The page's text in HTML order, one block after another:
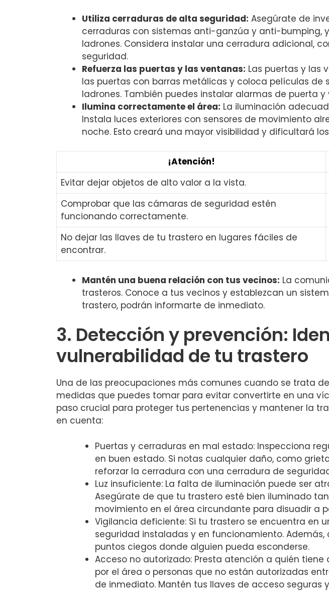
Utiliza cerraduras de ‍alta seguridad: Asegúrate de
cerraduras con sistemas anti-ganzúa ⁤y anti-bumping,
ladrones.‍ Considera instalar una cerradura adicional,
seguridad.
Refuerza las puertas y ⁣las ventanas: Las puertas y las
las puertas con barras metálicas y coloca películas
ladrones. También puedes instalar‍ alarmas de puerta
Ilumina correctamente el área: La iluminación
Instala luces exteriores con sensores ⁢de movimiento
noche. Esto creará⁤ una mayor visibilidad ‍y‍ dificultará
¡Atención!
Evitar dejar objetos de alto valor a la vista.
Comprobar que las cámaras de seguridad estén
funcionando‍ correctamente.
No dejar las llaves de tu trastero en ⁢lugares fáciles de
encontrar.
Mantén una⁣ buena relación ⁣con tus vecinos: La
trasteros. Conoce a tus vecinos y establezcan un⁣
trastero, podrán informarte ‌de inmediato.
3. Detección y prevención:
vulnerabilidad de tu trastero
Una de las preocupaciones más comunes cuando ‍se trata
medidas que puedes tomar para evitar convertirte en ​una
‌paso crucial para proteger tus pertenencias y mantener la​
en cuenta:
Puertas y cerraduras ⁢en mal estado: Inspecciona
en buen estado. Si notas cualquier daño, como
reforzar la cerradura​ con una cerradura de
Luz insuficiente: La falta de iluminación puede ser
Asegúrate ​de⁢ que tu trastero⁤ esté bien iluminado
movimiento en ‍el área circundante para disuadir a
Vigilancia ‍deficiente: Si tu trastero se encuentra ‌en
seguridad ⁣instaladas y en ​funcionamiento.
puntos ciegos donde⁣ alguien pueda esconderse.
Acceso ⁤no autorizado: Presta atención a ⁢quién
por el área o ⁢personas que no ⁣están autorizadas
de ‌inmediato. Mantén tus llaves de acceso ⁤seguras⁢